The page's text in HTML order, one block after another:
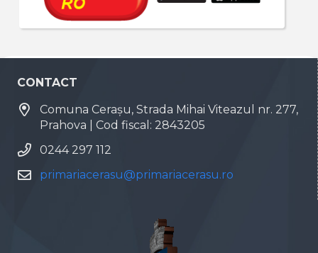
CONTACT
Comuna Cerașu, Strada Mihai Viteazul nr. 277,
Prahova | Cod fiscal: 2843205
0244 297 112
primariacerasu@primariacerasu.ro